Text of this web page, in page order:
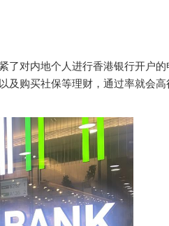
对内地个人进行香港银行开户的
及购买社保等理财，通过率就会高